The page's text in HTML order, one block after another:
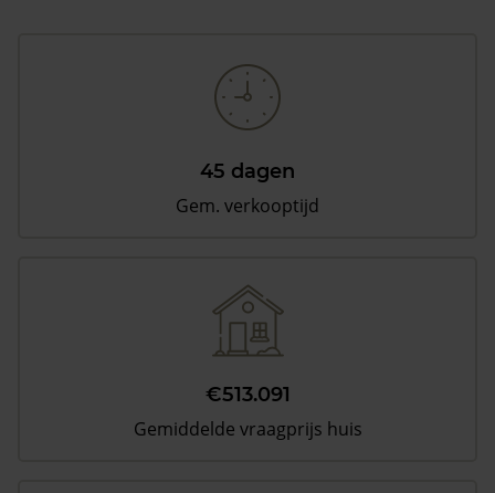
45 dagen
Gem. verkooptijd
€513.091
Gemiddelde vraagprijs huis